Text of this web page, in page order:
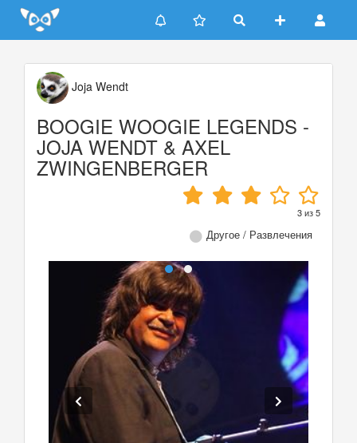
Update cookies preferences
Joja Wendt
BOOGIE WOOGIE LEGENDS -
JOJA WENDT & AXEL
ZWINGENBERGER
3из5
Другое / Развлечения